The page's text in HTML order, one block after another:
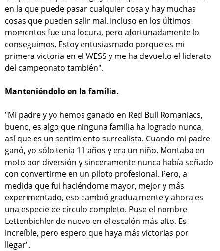
en la que puede pasar cualquier cosa y hay muchas
cosas que pueden salir mal. Incluso en los últimos
momentos fue una locura, pero afortunadamente lo
conseguimos. Estoy entusiasmado porque es mi
primera victoria en el WESS y me ha devuelto el liderato
del campeonato también".
Manteniéndolo en la familia.
"Mi padre y yo hemos ganado en Red Bull Romaniacs,
bueno, es algo que ninguna familia ha logrado nunca,
así que es un sentimiento surrealista. Cuando mi padre
ganó, yo sólo tenía 11 años y era un niño. Montaba en
moto por diversión y sinceramente nunca había soñado
con convertirme en un piloto profesional. Pero, a
medida que fui haciéndome mayor, mejor y más
experimentado, eso cambió gradualmente y ahora es
una especie de círculo completo. Puse el nombre
Lettenbichler de nuevo en el escalón más alto. Es
increíble, pero espero que haya más victorias por
llegar".